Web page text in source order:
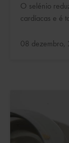
O selénio
cardíacas e é
Atualizado:
08 dezembro,